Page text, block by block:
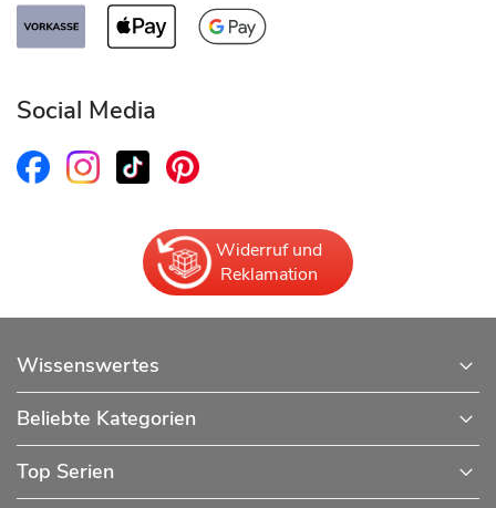
Social Media
Widerruf und
Reklamation
Wissenswertes
Beliebte Kategorien
Top Serien